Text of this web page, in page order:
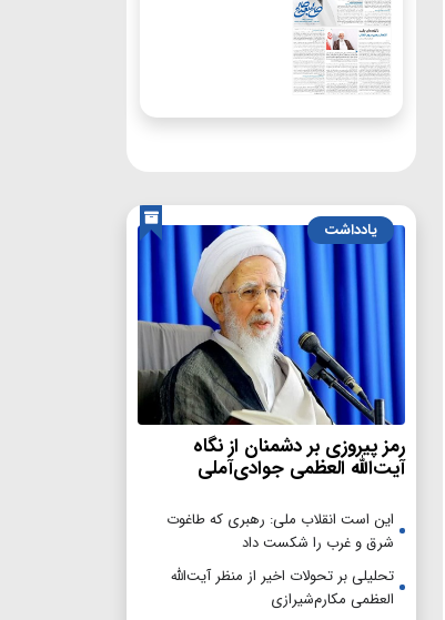
یادداشت
رمز پیروزی بر دشمنان از نگاه
آیت‌الله العظمی جوادی‌آملی
این است انقلاب ملی: رهبری که طاغوت
شرق و غرب را شکست داد
تحلیلی بر تحولات اخیر از منظر آیت‌الله
العظمی مکارم‌شیرازی